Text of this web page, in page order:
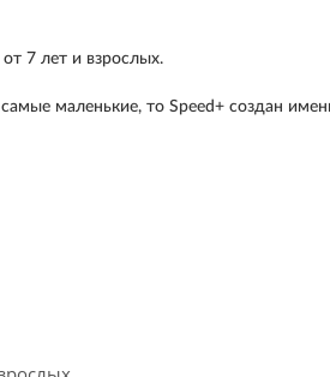
7 лет и взрослых.
маленькие, то Speed+ создан